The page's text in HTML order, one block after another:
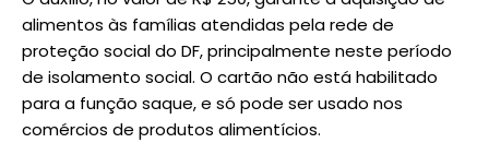
alimentos às famílias atendidas pela rede de
proteção social do DF, principalmente neste período
de isolamento social. O cartão não está habilitado
para a função saque, e só pode ser usado nos
comércios de produtos alimentícios.